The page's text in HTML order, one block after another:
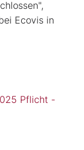
Ecovis in
Pflicht -